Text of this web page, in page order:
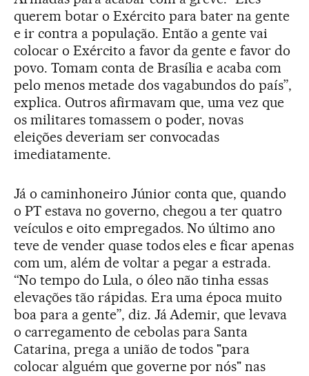
querem botar o Exército para bater na gente
e ir contra a população. Então a gente vai
colocar o Exército a favor da gente e favor do
povo. Tomam conta de Brasília e acaba com
pelo menos metade dos vagabundos do país”,
explica. Outros afirmavam que, uma vez que
os militares tomassem o poder, novas
eleições deveriam ser convocadas
imediatamente.
Já o caminhoneiro Júnior conta que, quando
o PT estava no governo, chegou a ter quatro
veículos e oito empregados. No último ano
teve de vender quase todos eles e ficar apenas
com um, além de voltar a pegar a estrada.
“No tempo do Lula, o óleo não tinha essas
elevações tão rápidas. Era uma época muito
boa para a gente”, diz. Já Ademir, que levava
o carregamento de cebolas para Santa
Catarina, prega a união de todos "para
colocar alguém que governe por nós" nas